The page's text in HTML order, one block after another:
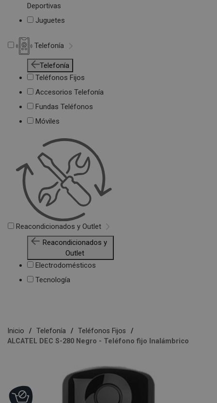
Deportivas
Juguetes
Telefonía
Telefonía
Teléfonos Fijos
Accesorios Telefonía
Fundas Teléfonos
Móviles
Reacondicionados y Outlet
Reacondicionados y
Outlet
Electrodomésticos
Tecnología
Inicio Telefonía
Teléfonos Fijos
ALCATEL DEC S-280 Negro - Teléfono fijo Inalámbrico